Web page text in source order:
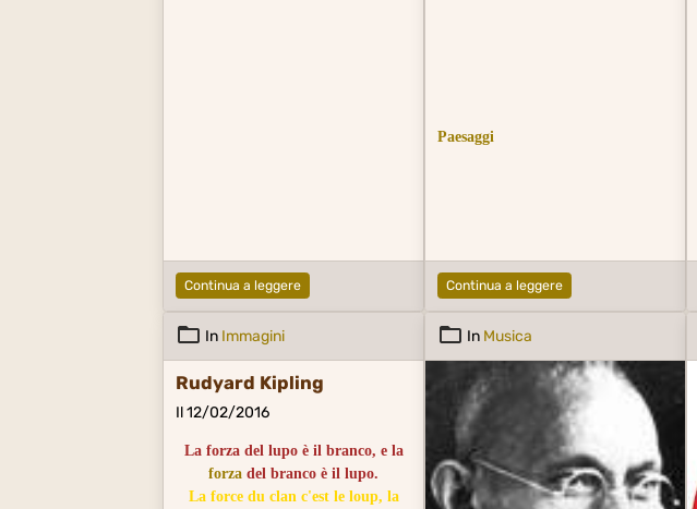
Continua a leggere
Paesaggi
Continua a leggere
In Immagini
Rudyard Kipling
Il 12/02/2016
La forza del lupo è il branco, e la
forza del branco è il lupo.
La force du clan c'est le loup, la
In Musica